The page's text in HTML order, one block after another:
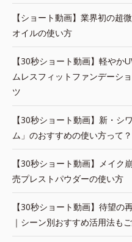
【ショート動画】業界初の超
オイルの使い方
【30秒ショート動画】軽やか
ムレスフィットファンデーシ
ツ
【30秒ショート動画】新・シ
ム」のおすすめの使い方って？
【30秒ショート動画】メイク
売プレストパウダーの使い方
【30秒ショート動画】待望
｜シーン別おすすめ活用法もご